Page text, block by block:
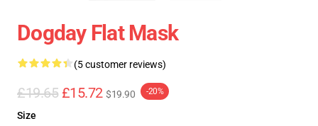
Dogday Flat Mask
(5 customer reviews)
£19.65 £15.72 $19.90 -20%
Size